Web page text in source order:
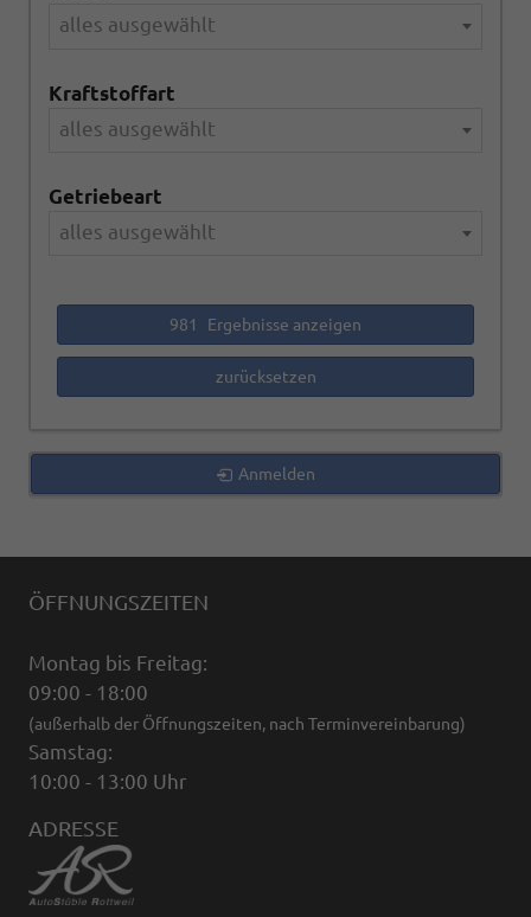
alles ausgewählt
Kraftstoffart
alles ausgewählt
Getriebeart
alles ausgewählt
981 Ergebnisse anzeigen
zurücksetzen
Anmelden
ÖFFNUNGSZEITEN
Montag bis Freitag:
09:00 - 18:00
(außerhalb der Öffnungszeiten, nach Terminvereinbarung)
Samstag:
10:00 - 13:00 Uhr
ADRESSE